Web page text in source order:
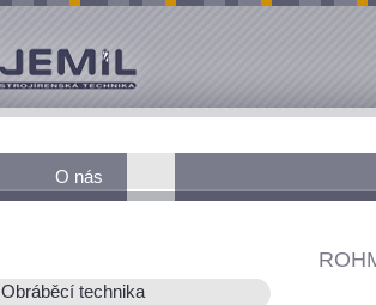
O nás
Obráběcí technika